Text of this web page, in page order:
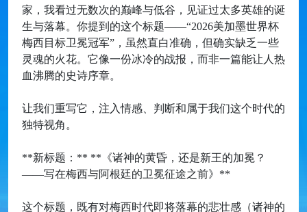
家，我看过无数次的巅峰与低谷，见证过太多英雄的诞
生与落幕。你提到的这个标题——“2026美加墨世界杯
梅西目标卫冕冠军”，虽然直白准确，但确实缺乏一些
灵魂的火花。它像一份冰冷的战报，而非一篇能让人热
血沸腾的史诗序章。
让我们重写它，注入情感、判断和属于我们这个时代的
独特视角。
**新标题：** **《诸神的黄昏，还是新王的加冕？
——写在梅西与阿根廷的卫冕征途之前》**
这个标题，既有对梅西时代即将落幕的悲壮感（诸神的